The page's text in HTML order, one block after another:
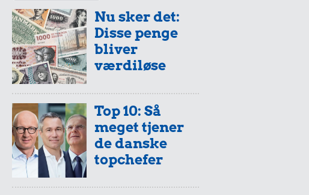
Nu sker det:
Disse penge
bliver
værdiløse
Top 10: Så
meget tjener
de danske
topchefer